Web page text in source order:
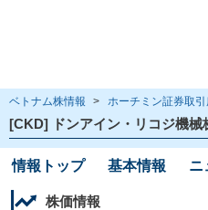
ベトナム株情報 > ホーチミン証券取
[CKD] ドンアイン・リコジ機械
情報トップ 基本情報 ニ
株価情報